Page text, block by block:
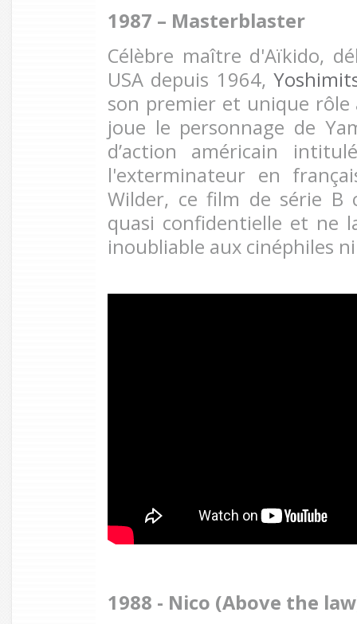
1987 – Masterblaster
Célèbre maître d'Aïkido,
USA depuis 1964,
son premier et unique rôle
joue le personnage de
d’action américain
l'exterminateur en
Wilder, ce film de série B
quasi confidentielle et ne
inoubliable aux cinéphiles
1988 - Nico (Above the